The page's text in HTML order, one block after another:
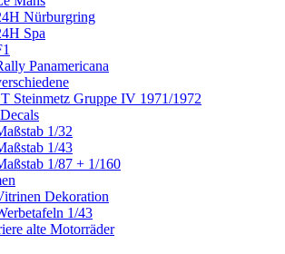
Nürburgring
Spa
Panamericana
Steinmetz Gruppe IV 1971/1972
1/32
1/43
1/87 + 1/160
Dekoration
1/43
alte Motorräder